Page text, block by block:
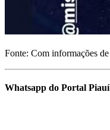
Fonte: Com informações
Whatsapp do Portal